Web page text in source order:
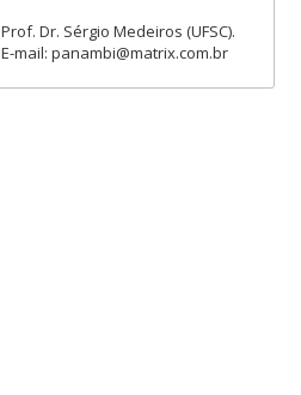
Prof. Dr. Sérgio Medeiros (UFSC).
E-mail: panambi@matrix.com.br